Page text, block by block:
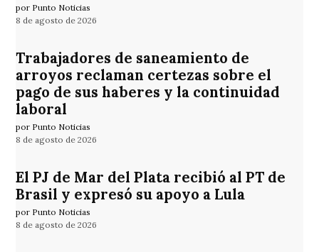
por Punto Noticias
8 de agosto de 2026
Trabajadores de saneamiento de
arroyos reclaman certezas sobre el
pago de sus haberes y la continuidad
laboral
por Punto Noticias
8 de agosto de 2026
El PJ de Mar del Plata recibió al PT de
Brasil y expresó su apoyo a Lula
por Punto Noticias
8 de agosto de 2026